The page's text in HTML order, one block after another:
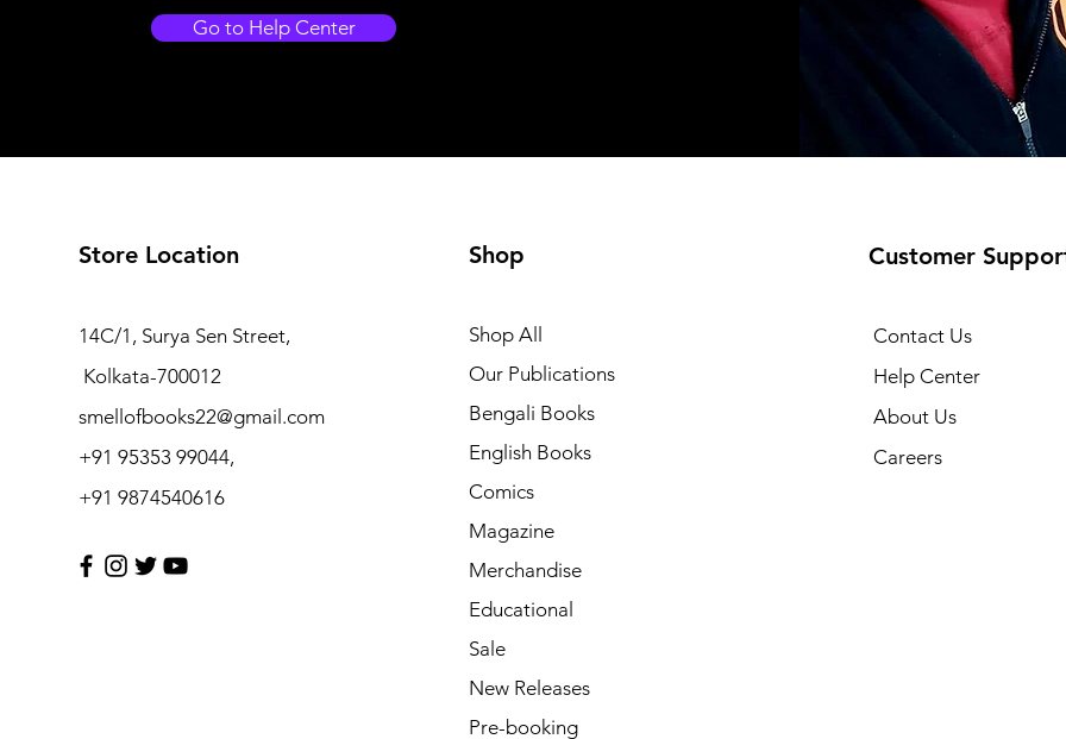
Go to Help Center
Store Location
14C/1, Surya Sen Street,
Kolkata-700012
smellofbooks22@gmail.com
+91 95353 99044,
+91 9874540616
Shop
Shop All
Our Publications
Bengali Books
English Books
Comics
Magazine
Merchandise
Educational
Sale
New Releases
Pre-booking
Customer
Contact Us
Help Center
About Us
Careers